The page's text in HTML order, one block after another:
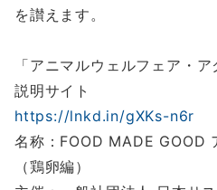
を讃えます。
「アニマルウェルフェア・
説明サイト
https://lnkd.in/gXKs-n6r
名称：FOOD MADE GOOD
（鶏卵編）